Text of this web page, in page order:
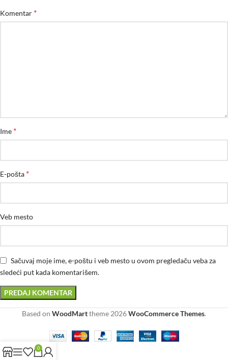
Komentar *
Ime *
E-pošta *
Veb mesto
Sačuvaj moje ime, e-poštu i veb mesto u ovom pregledaču veba za
sledeći put kada komentarišem.
Based on WoodMarttheme 2026WooCommerce Themes.
0